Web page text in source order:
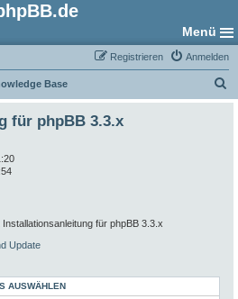
Menü
Anmelden
Registrieren
Base
u
für phpBB 3.3.x
für phpBB 3.3.x
Update
AUSWÄHLEN